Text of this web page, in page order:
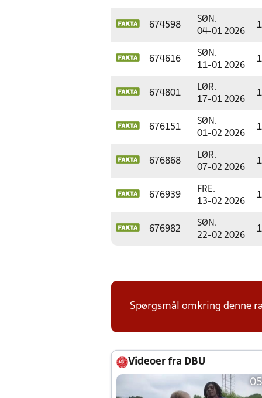
674598
SØN.
04-01 2026
674616
SØN.
11-01 2026
674801
LØR.
17-01 2026
676151
SØN.
01-02 2026
676868
LØR.
07-02 2026
676939
FRE.
13-02 2026
676982
SØN.
22-02 2026
Spørgsmål omkring denne
Videoer fra DBU